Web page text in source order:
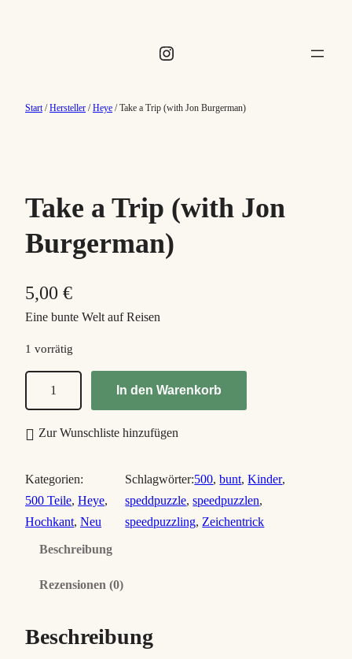
Instagram
Start/Hersteller /Heye / Take a Trip (with Jon Burgerman)
Take a Trip (with Jon
Burgerman)
5,00 €
Eine bunte Welt auf Reisen
1 vorrätig
e
T
r
i
t
In den Warenkorb
Zur Wunschliste hinzufügen
Kategorien:
500 Teile, Heye,
Hochkant, Neu
Schlagwörter:500, bunt, Kinder,
speddpuzzle, speedpuzzlen,
speedpuzzling, Zeichentrick
Beschreibung
Rezensionen (0)
Beschreibung